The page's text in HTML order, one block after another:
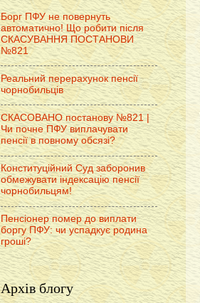
Борг ПФУ не повернуть
автоматично! Що робити після
СКАСУВАННЯ ПОСТАНОВИ
№821
Реальний перерахунок пенсії
чорнобильців
СКАСОВАНО постанову №821 |
Чи почне ПФУ виплачувати
пенсії в повному обсязі?
Конституційний Суд заборонив
обмежувати індексацію пенсії
чорнобильцям!
Пенсіонер помер до виплати
боргу ПФУ: чи успадкує родина
гроші?
Архів блогу